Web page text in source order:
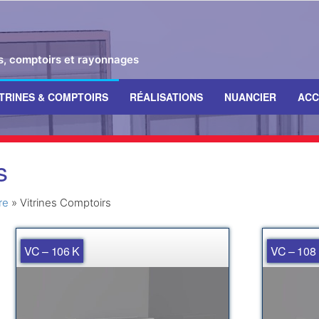
comptoirs et rayonnages
& COMPTOIRS RÉALISATIONS NUANCIER
» Vitrines Comptoirs
VC – 106 K VC – 108